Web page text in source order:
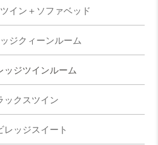
イン＋ソファベッド
ジクィーンルーム
ッジツインルーム
ックスツイン
レッジスイート